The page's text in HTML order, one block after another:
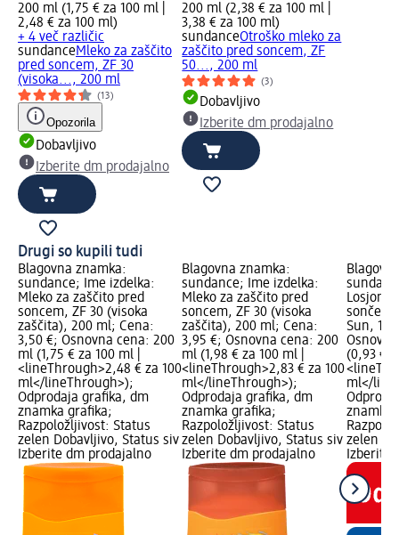
200 ml (1,75 € za 100 ml |
2,48 € za 100 ml)
+ 4 več različic
sundanceMleko za zaščito
pred soncem, ZF 30
(visoka..., 200 ml
(13)
Opozorila
Dobavljivo
Izberite dm prodajalno
200 ml (2,38 € za 100 ml |
3,38 € za 100 ml)
sundanceOtroško mleko za
zaščito pred soncem, ZF
50..., 200 ml
(3)
Dobavljivo
Izberite dm prodajalno
Drugi so kupili tudi
Blagovna znamka:
sundance; Ime izdelka:
Mleko za zaščito pred
soncem, ZF 30 (visoka
zaščita), 200 ml; Cena:
3,50 €; Osnovna cena: 200
ml (1,75 € za 100 ml |
<lineThrough>2,48 € za 100
ml</lineThrough>);
Odprodaja grafika, dm
znamka grafika;
Razpoložljivost: Status
zelen Dobavljivo, Status siv
Izberite dm prodajalno
Blagovna znamka:
sundance; Ime izdelka:
Mleko za zaščito pred
soncem, ZF 30 (visoka
zaščita), 200 ml; Cena:
3,95 €; Osnovna cena: 200
ml (1,98 € za 100 ml |
<lineThrough>2,83 € za 100
ml</lineThrough>);
Odprodaja grafika, dm
znamka grafika;
Razpoložljivost: Status
zelen Dobavljivo, Status siv
Izberite dm prodajalno
Losjon
Sun,
(0,93 €
ml</
znamka
zelen
Izberite